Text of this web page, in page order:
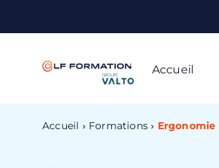
Accueil
Accueil Formations Ergonomie